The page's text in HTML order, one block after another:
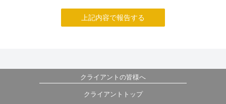
上記内容で報告する
クライアントの皆様へ
クライアントトップ